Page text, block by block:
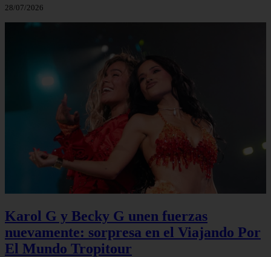
28/07/2026
Karol G y Becky G unen fuerzas
nuevamente: sorpresa en el Viajando Por
El Mundo Tropitour